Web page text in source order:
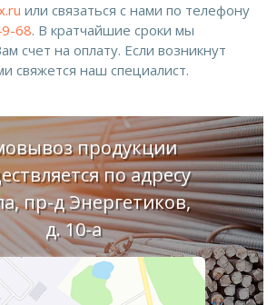
или связаться с нами по телефону
68. В кратчайшие сроки мы
счет на оплату. Если возникнут
свяжется наш специалист.
продукции
по адресу
пр-д Энергетиков,
д. 10-а